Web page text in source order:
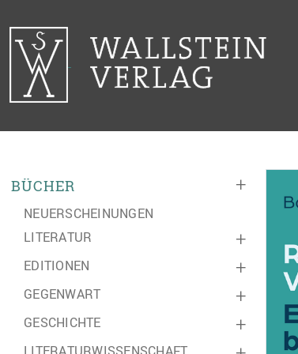
+
BÜCHER
NEUERSCHEINUNGEN
+
LITERATUR
+
EDITIONEN
+
GEGENWART
+
GESCHICHTE